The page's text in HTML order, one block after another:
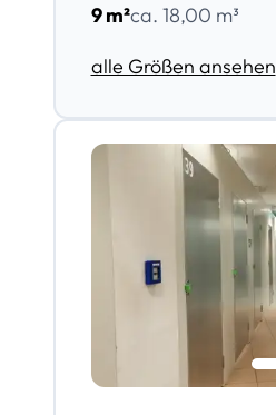
9 m²ca. 18,00 m³
alle Größen ansehen